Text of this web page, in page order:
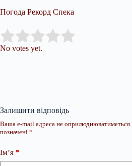
Погода Рекорд Спека
Rate this item:
No votes yet.
Залишити відповідь
Ваша e-mail адреса не оприлюднюватиметься.
позначені *
Ім’я *